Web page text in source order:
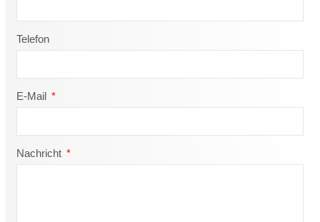
Telefon
E-Mail
Nachricht